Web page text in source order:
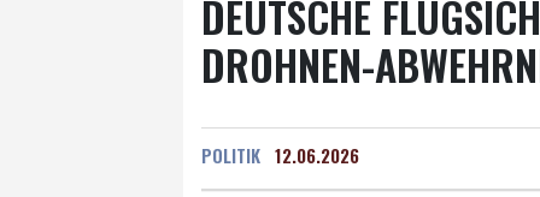
DEUTSCHE
DROHNEN-
POLITIK 12.06.2026